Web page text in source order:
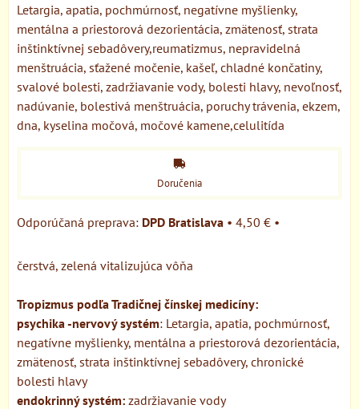
Letargia, apatia, pochmúrnosť, negatívne myšlienky,
mentálna a priestorová dezorientácia, zmätenosť, strata
inštinktívnej sebadôvery,reumatizmus, nepravidelná
menštruácia, sťažené močenie, kašeľ, chladné končatiny,
svalové bolesti, zadržiavanie vody, bolesti hlavy, nevoľnosť,
nadúvanie, bolestivá menštruácia, poruchy trávenia, ekzem,
dna, kyselina močová, močové kamene,celulitída
Doručenia
DPD Bratislava • 4,50 € •
čerstvá, zelená vitalizujúca vôňa
Tropizmus podľa Tradičnej čínskej medicíny:
psychika -nervový systém: Letargia, apatia, pochmúrnosť,
negatívne myšlienky, mentálna a priestorová dezorientácia,
zmätenosť, strata inštinktívnej sebadôvery, chronické
bolesti hlavy
endokrinný systém: zadržiavanie vody